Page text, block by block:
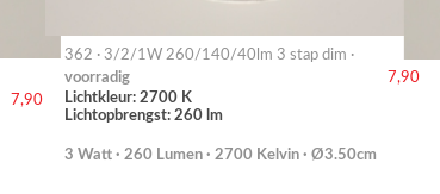
7,90
362 · 3/2/1W 260/140/40lm 3 stap dim ·
voorradig
7,90
Lichtkleur: 2700 K
Lichtopbrengst: 260 lm
3 Watt · 260 Lumen · 2700 Kelvin · Ø3.50cm